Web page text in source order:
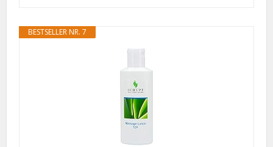
BESTSELLER NR. 7